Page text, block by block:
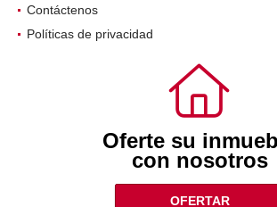
Contáctenos
Políticas de privacidad
Oferte su
con nosotros
OFERTAR